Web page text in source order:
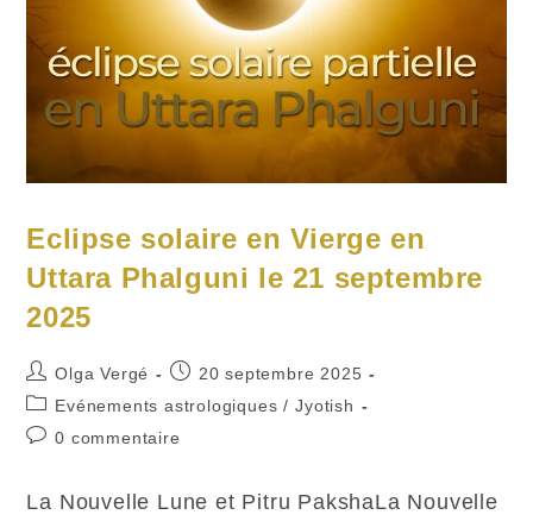
Eclipse solaire en Vierge en
Uttara Phalguni le 21 septembre
2025
Auteur/autrice
de
publication :
Olga Vergé
Publication
publiée :
20 septembre 2025
Post
category:
Evénements astrologiques / Jyotish
Commentaires
publication :
0 commentaire
La Nouvelle Lune et Pitru Paksha​La Nouvelle